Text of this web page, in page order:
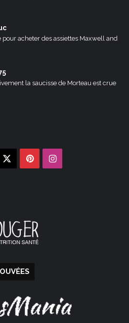
acheter des assiettes Maxwell and
la saucisse de Morteau est crue
PinterestInstagram